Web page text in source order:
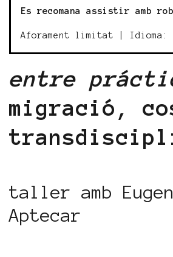
Es recomana assistir amb
Aforament limitat | Idioma:
entre
migració,
taller amb
Aptecar